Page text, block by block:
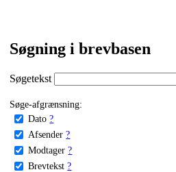
Søgning i brevbasen
Søgetekst
Søge-afgrænsning:
Dato ?
Afsender ?
Modtager ?
Brevtekst ?